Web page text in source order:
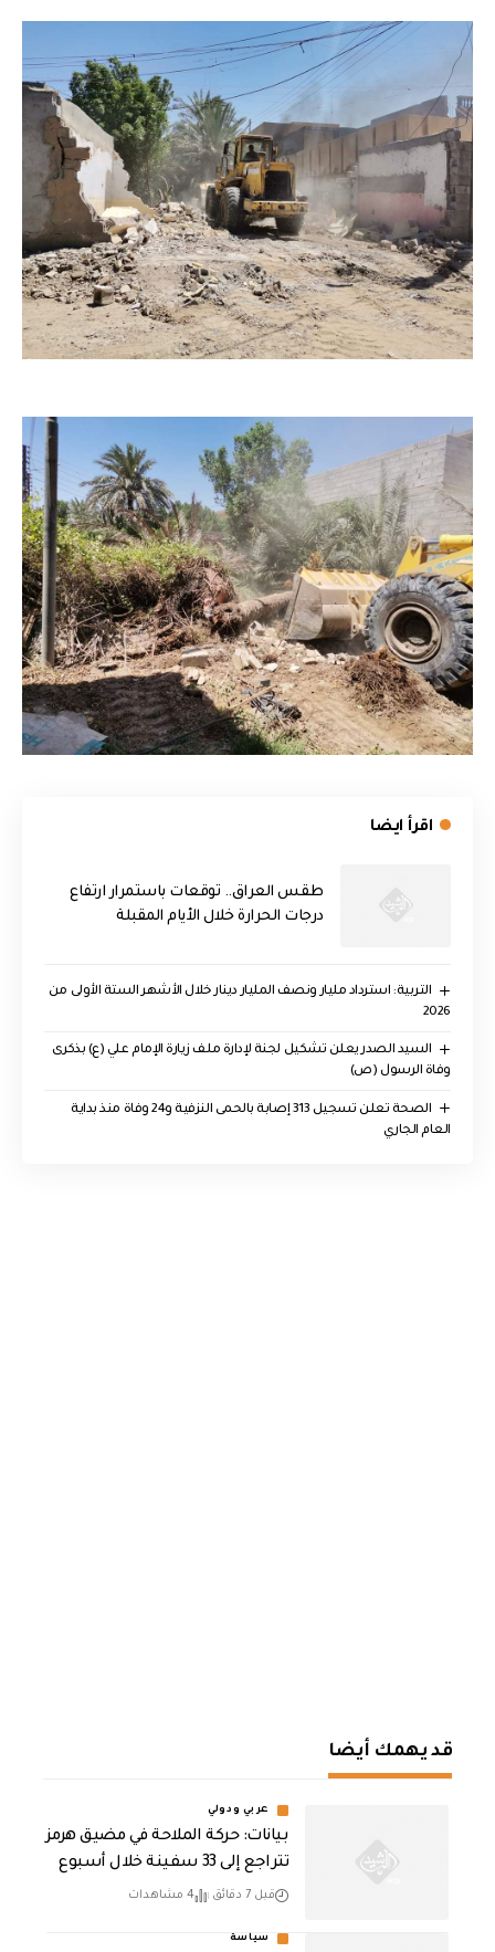
اقرأ ايضا
طقس العراق.. توقعات باستمرار ارتفاع
درجات الحرارة خلال الأيام المقبلة
التربية: استرداد مليار ونصف المليار دينار خلال الأشهر الستة الأولى من
2026
السيد الصدر يعلن تشكيل لجنة لإدارة ملف زيارة الإمام علي (ع) بذكرى
وفاة الرسول (ص)
الصحة تعلن تسجيل 313 إصابة بالحمى النزفية و24 وفاة منذ بداية
العام الجاري
قد يهمك أيضا
عربي ودولي
بيانات: حركة الملاحة في مضيق هرمز
تتراجع إلى 33 سفينة خلال أسبوع
قبل 7 دقائق 4 مشاهدات
سياسة